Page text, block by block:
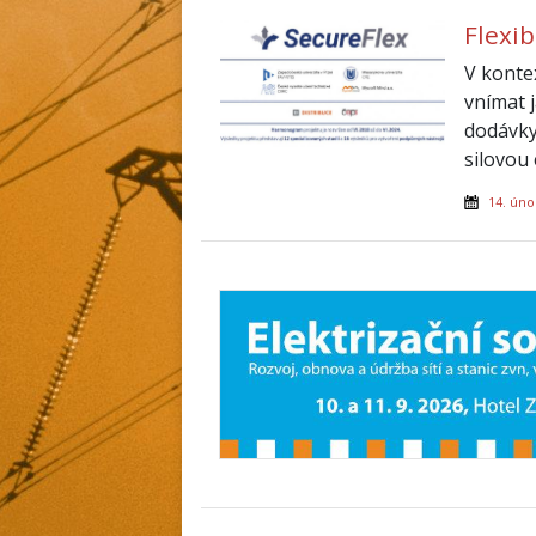
V
vnímat
silovou
14.